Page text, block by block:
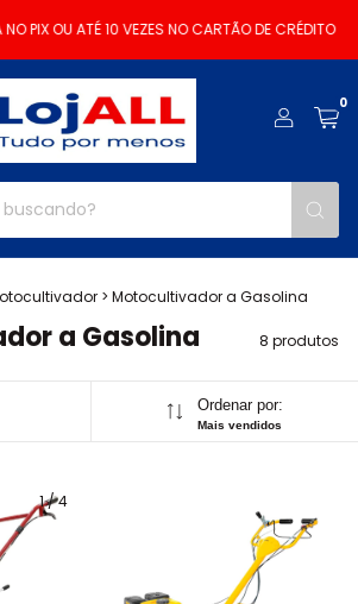
PIX OU ATÉ 10 VEZES NO CARTÃO DE CRÉDITO
0
> Motocultivador a Gasolina
a Gasolina 8 produtos
Ordenar por:
Mais vendidos
1/4